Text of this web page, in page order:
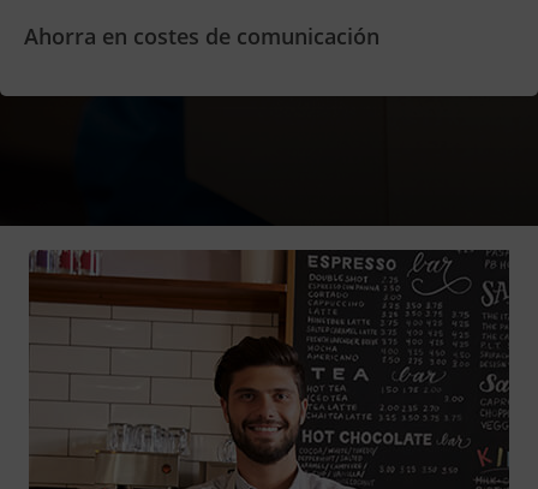
Ahorra en costes de comunicación